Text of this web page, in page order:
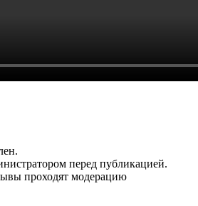
перед публикацией.
проходят модерацию